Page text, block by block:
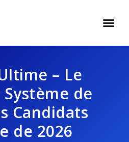
– Le
de
Candidats
de 2026